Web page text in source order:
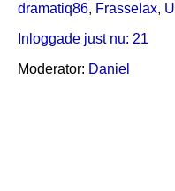
dramatiq86, Frasselax,
Inloggade just nu: 21
Moderator: Daniel